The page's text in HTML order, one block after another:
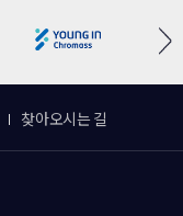
찾아오시는 길